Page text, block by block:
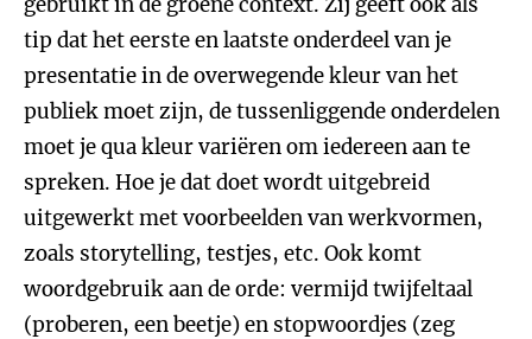
tip dat het eerste en laatste onderdeel van je
presentatie in de overwegende kleur van het
publiek moet zijn, de tussenliggende onderdelen
moet je qua kleur variëren om iedereen aan te
spreken. Hoe je dat doet wordt uitgebreid
uitgewerkt met voorbeelden van werkvormen,
zoals storytelling, testjes, etc. Ook komt
woordgebruik aan de orde: vermijd twijfeltaal
(proberen, een beetje) en stopwoordjes (zeg